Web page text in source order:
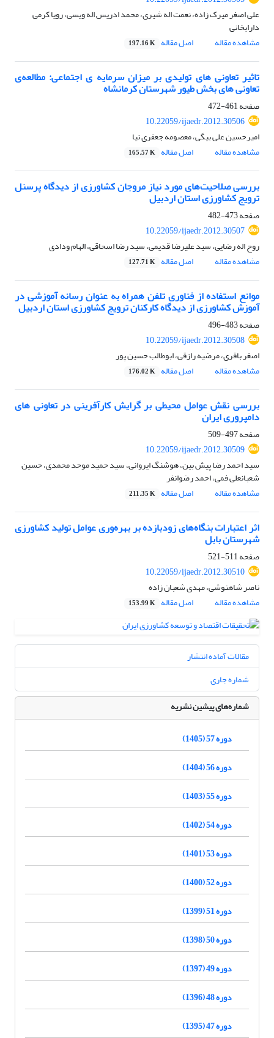
علی اصغر میرک زاده، نعمت اله شیری، محمد ادریس اله ویسی، رویا کرمی
دارابخانی
مشاهده مقاله
اصل مقاله 197.16 K
تاثیر تعاونی های تولیدی بر میزان سرمایه ی اجتماعی: مطالعه‌ی
تعاونی های بخش طیور شهرستان کرمانشاه
صفحه461-472
10.22059/ijaedr.2012.30506
امیرحسین علی بیگی، معصومه جعفری نیا
مشاهده مقاله
اصل مقاله 165.57 K
بررسی صلاحیت‌های مورد نیاز مروجان کشاورزی از دیدگاه پرسنل
ترویج کشاورزی استان اردبیل
صفحه473-482
10.22059/ijaedr.2012.30507
روح اله رضایی، سید علیرضا قدیمی، سید رضا اسحاقی، الهام ودادی
مشاهده مقاله
اصل مقاله 127.71 K
موانع استفاده از فناوری تلفن همراه به عنوان رسانه آموزشی در
آموزش کشاورزی از دیدگاه کارکنان ترویج کشاورزی استان اردبیل
صفحه483-496
10.22059/ijaedr.2012.30508
اصغر باقری، مرضیه رازقی، ابوطالب حسین پور
مشاهده مقاله
اصل مقاله 176.02 K
بررسی نقش عوامل محیطی بر گرایش کارآفرینی در تعاونی های
دامپروری ایران
صفحه497-509
10.22059/ijaedr.2012.30509
سید احمد رضا پیش بین، هوشنگ ایروانی، سید حمید موحد محمدی، حسین
شعبانعلی فمی، احمد رضوانفر
مشاهده مقاله
اصل مقاله 211.35 K
اثر اعتبارات بنگاه‌های زودبازده بر بهره‌وری عوامل تولید کشاورزی
شهرستان بابل
صفحه511-521
10.22059/ijaedr.2012.30510
ناصر شاهنوشی، مهدی شعبان زاده
مشاهده مقاله
اصل مقاله 153.99 K
مقالات آماده انتشار
شماره جاری
شماره‌های پیشین نشریه
دوره 57 (1405)
دوره 56 (1404)
دوره 55 (1403)
دوره 54 (1402)
دوره 53 (1401)
دوره 52 (1400)
دوره 51 (1399)
دوره 50 (1398)
دوره 49 (1397)
دوره 48 (1396)
دوره 47 (1395)